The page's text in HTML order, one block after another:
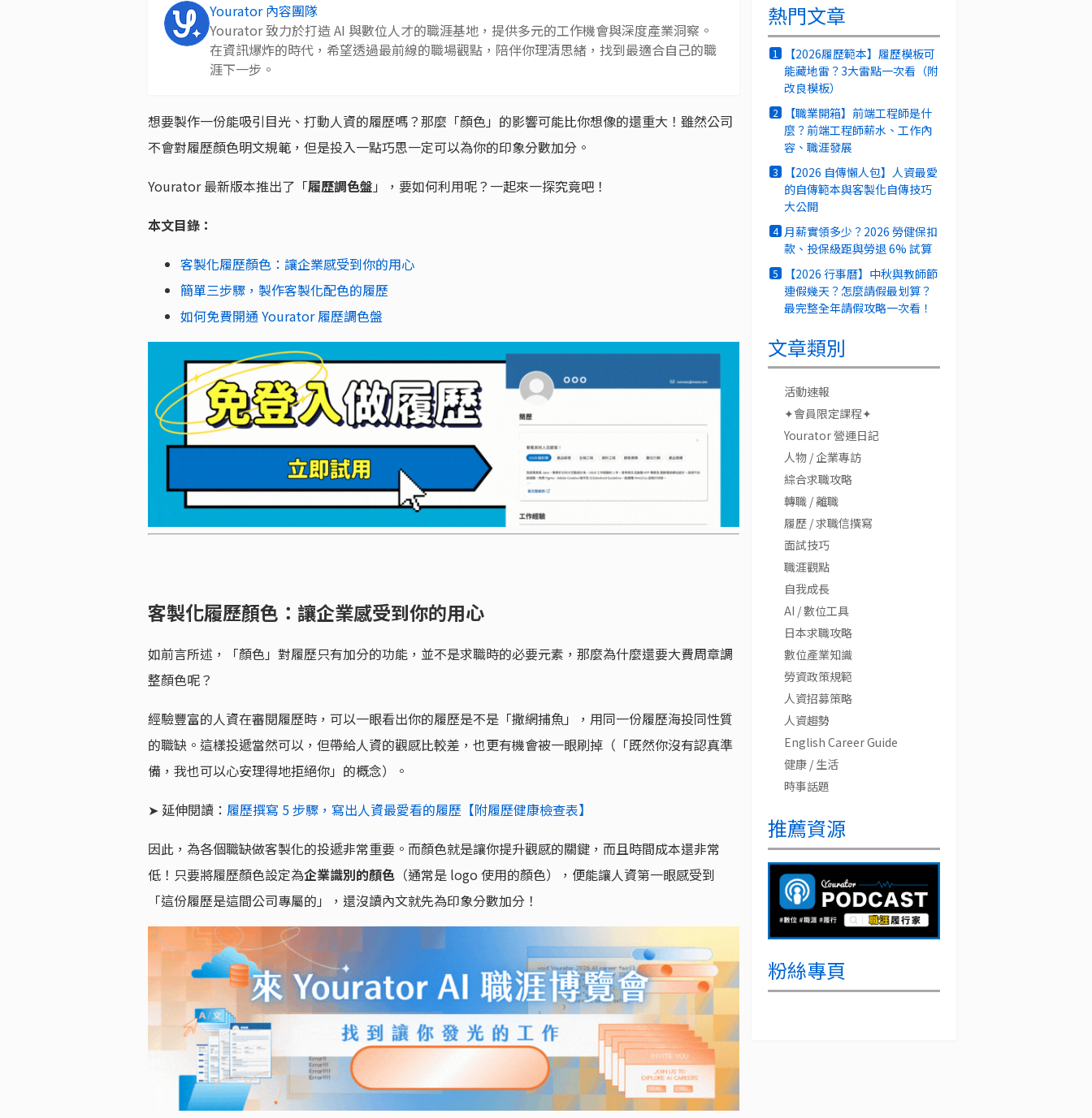
Yourator 內容團隊
Yourator 致力於打造 AI 與數位人才的職涯基地，提供多元的工作機會與深度產業洞察。
在資訊爆炸的時代，希望透過最前線的職場觀點，陪伴你理清思緒，找到最適合自己的職
涯下一步。
想要製作一份能吸引目光、打動人資的履歷嗎？那麼「顏色」的影響可能比你想像的還重大！雖然公司
不會對履歷顏色明文規範，但是投入一點巧思一定可以為你的印象分數加分。
Yourator 最新版本推出了「履歷調色盤 」，要如何利用呢？一起來一探究竟吧！
本文目錄：
客製化履歷顏色：讓企業感受到你的用心
簡單三步驟，製作客製化配色的履歷
如何免費開通 Yourator 履歷調色盤
客製化履歷顏色：讓企業感受到你的用心
如前言所述，「顏色」對履歷只有加分的功能，並不是求職時的必要元素，那麼為什麼還要大費周章調
整顏色呢？
經驗豐富的人資在審閱履歷時，可以一眼看出你的履歷是不是「撒網捕魚」，用同一份履歷海投同性質
的職缺。這樣投遞當然可以，但帶給人資的觀感比較差，也更有機會被一眼刷掉（「既然你沒有認真準
備，我也可以心安理得地拒絕你」的概念）。
➤ 延伸閱讀： 履歷撰寫 5 步驟，寫出人資最愛看的履歷【附履歷健康檢查表】
因此，為各個職缺做客製化的投遞非常重要。而顏色就是讓你提升觀感的關鍵，而且時間成本還非常
低！只要將履歷顏色設定為企業識別的顏色 （通常是 logo 使用的顏色），便能讓人資第一眼感受到
「這份履歷是這間公司專屬的」，還沒讀內文就先為印象分數加分！
熱門文章
1
【2026履歷範本】履歷模板可
能藏地雷？3大雷點一次看（附
改良模板）
2
【職業開箱】前端工程師是什
麼？前端工程師薪水、工作內
容、職涯發展
3
【2026 自傳懶人包】人資最愛
的自傳範本與客製化自傳技巧
大公開
4 月薪實領多少？2026 勞健保扣
款、投保級距與勞退 6% 試算
5
【2026 行事曆】中秋與教師節
連假幾天？怎麼請假最划算？
最完整全年請假攻略一次看！
文章類別
活動速報
✦會員限定課程✦
Yourator 營運日記
人物 / 企業專訪
綜合求職攻略
轉職 / 離職
履歷 / 求職信撰寫
面試技巧
職涯觀點
自我成長
AI / 數位工具
日本求職攻略
數位產業知識
勞資政策規範
人資招募策略
人資趨勢
English Career Guide
健康 / 生活
時事話題
推薦資源
粉絲專頁